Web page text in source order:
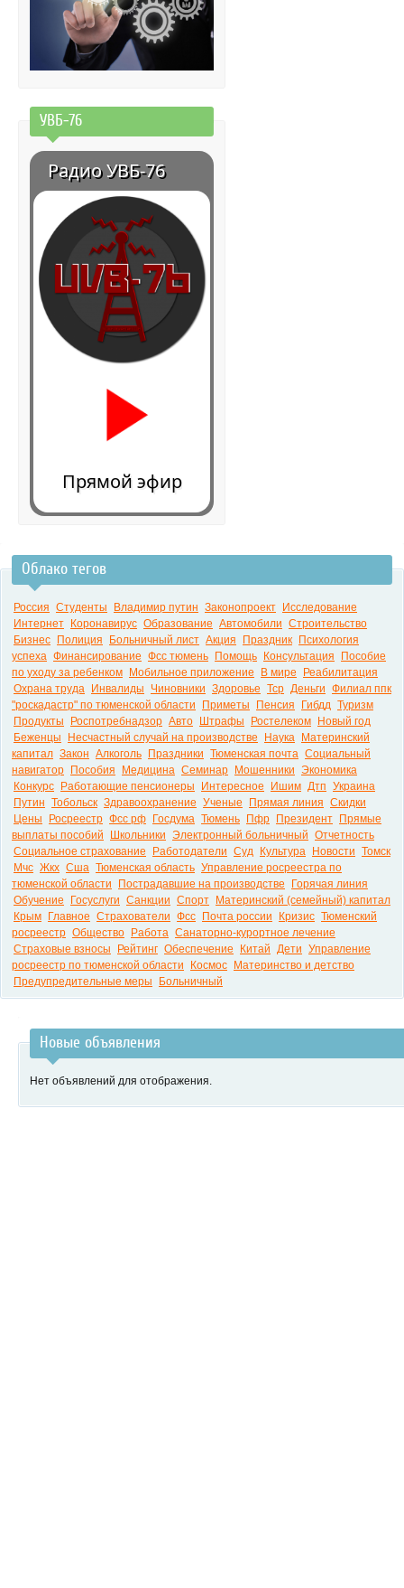
УВБ-76
Радио УВБ-76
Прямой эфир
Облако тегов
Россия Студенты Владимир путин Законопроект
Исследование
Интернет
Коронавирус Образование Автомобили Строительство
Бизнес
Полиция Больничный лист Акция Праздник
Психология
успеха Финансирование Фсс тюмень Помощь Консультация
Пособие
по уходу за ребенком
Мобильное приложение В мире
Реабилитация
Охрана труда
Инвалиды Чиновники Здоровье Тср Деньги Филиал ппк
"роскадастр" по тюменской области
Приметы Пенсия Гибдд Туризм
Продукты
Роспотребнадзор Авто Штрафы Ростелеком
Новый год
Беженцы
Несчастный случай на производстве Наука
Материнский
капитал Закон Алкоголь Праздники Тюменская почта Социальный
навигатор
Пособия Медицина Семинар Мошенники Экономика
Конкурс
Работающие пенсионеры Интересное Ишим Дтп Украина
Путин Тобольск Здравоохранение Ученые Прямая линия Скидки
Цены
Росреестр Фсс рф Госдума Тюмень Пфр Президент
Прямые
выплаты пособий
Школьники Электронный больничный Отчетность
Социальное страхование
Работодатели Суд Культура Новости Томск
Мчс Жкх Сша Тюменская область Управление росреестра по
тюменской области
Пострадавшие на производстве
Горячая линия
Обучение
Госуслуги Санкции Спорт
Материнский (семейный) капитал
Крым
Главное Страхователи Фсс Почта россии Кризис Тюменский
росреестр Общество Работа Санаторно-курортное лечение
Страховые взносы
Рейтинг Обеспечение Китай Дети Управление
росреестр по тюменской области
Космос
Материнство и детство
Предупредительные меры
Больничный
Новые объявления
Нет объявлений для отображения.